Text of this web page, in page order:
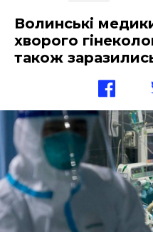
Волинські
хворого
також